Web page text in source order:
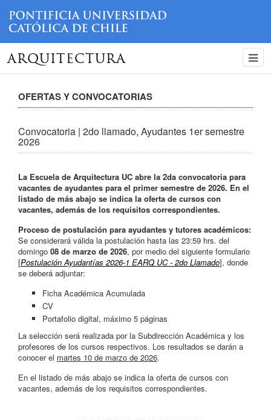
ARQUITECTURA
OFERTAS Y CONVOCATORIAS
Convocatoria | 2do llamado, Ayudantes 1er semestre
2026
La Escuela de Arquitectura UC abre la 2da convocatoria para
vacantes de ayudantes para el primer semestre de 2026. En el
listado de más abajo se indica la oferta de cursos con
vacantes, además de los requisitos correspondientes.
Proceso de postulación para ayudantes y tutores académicos:
Se considerará válida la postulación hasta las 23:59 hrs. del
domingo 08 de marzo de 2026, por medio del siguiente formulario
[Postulación Ayudantías 2026-1 EARQ UC - 2do Llamado], donde
se deberá adjuntar:
Ficha Académica Acumulada
CV
Portafolio digital, máximo 5 páginas
La selección será realizada por la Subdirección Académica y los
profesores de los cursos respectivos. Los resultados se darán a
conocer el martes 10 de marzo de 2026.
En el listado de más abajo se indica la oferta de cursos con
vacantes, además de los requisitos correspondientes.